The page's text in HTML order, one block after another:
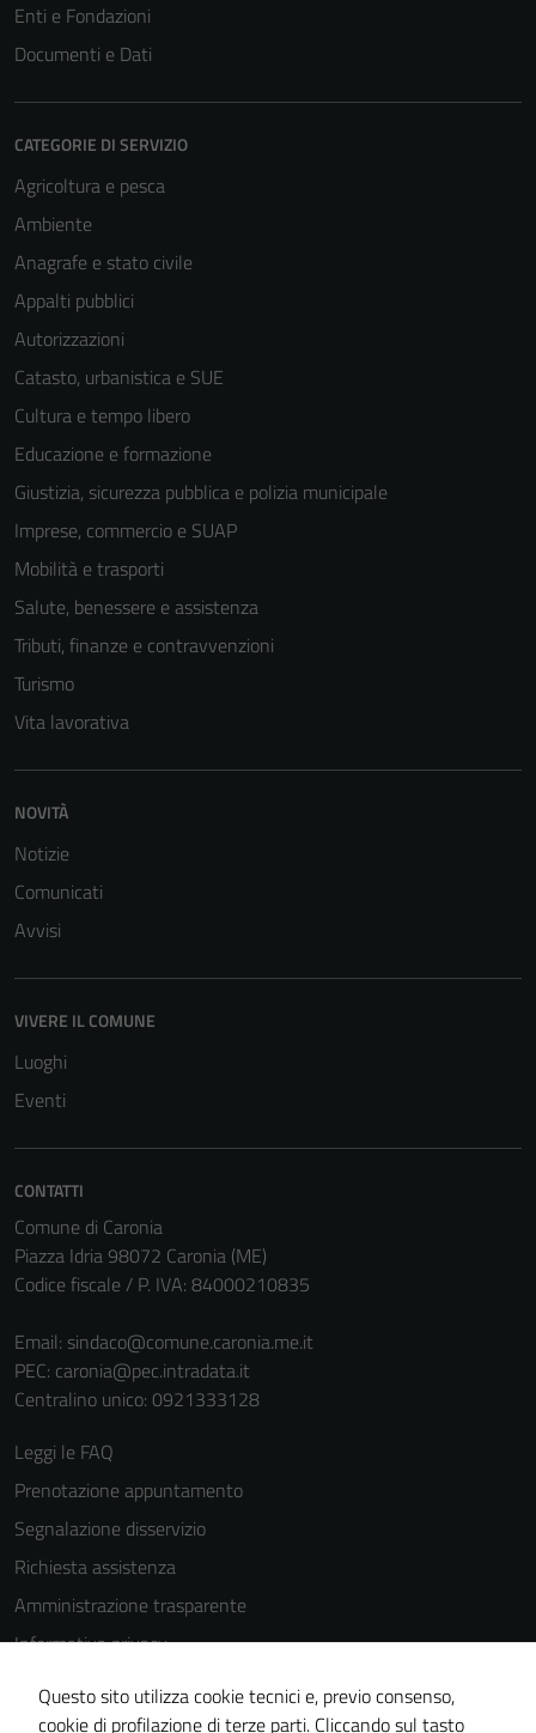
Enti e Fondazioni
Documenti e Dati
CATEGORIE DI SERVIZIO
Agricoltura e pesca
Ambiente
Anagrafe e stato civile
Appalti pubblici
Autorizzazioni
Catasto, urbanistica e SUE
Cultura e tempo libero
Educazione e formazione
Giustizia, sicurezza pubblica e polizia municipale
Imprese, commercio e SUAP
Mobilità e trasporti
Salute, benessere e assistenza
Tributi, finanze e contravvenzioni
Turismo
Vita lavorativa
NOVITÀ
Notizie
Comunicati
Avvisi
VIVERE IL COMUNE
Luoghi
Eventi
CONTATTI
Comune di Caronia
Piazza Idria 98072 Caronia (ME)
Codice fiscale / P. IVA: 84000210835
Email: sindaco@comune.caronia.me.it
PEC: caronia@pec.intradata.it
Centralino unico: 0921333128
Leggi le FAQ
Prenotazione appuntamento
Segnalazione disservizio
Richiesta assistenza
Amministrazione trasparente
Informativa privacy
Cookie Policy
Note legali
Questo sito utilizza cookie tecnici e, previo consenso,
cookie di profilazione di terze parti. Cliccando sul tasto
funzionamento
non raccolgono